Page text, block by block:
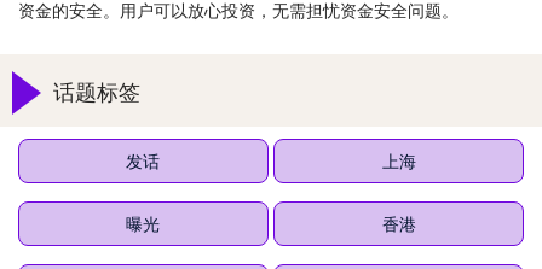
资金的安全。用户可以放心投资，无需担忧资金安全问题。
话题标签
发话 上海
曝光 香港